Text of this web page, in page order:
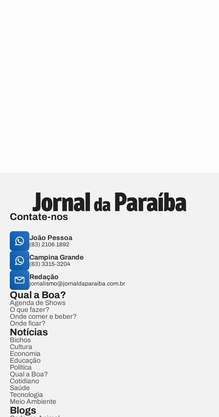
Contate-nos
João Pessoa
(83) 2106.1892
Campina Grande
(83) 3315-3204
Redação
jornalismo@jornaldaparaiba.com.br
Qual a Boa?
Agenda de Shows
O que fazer?
Onde comer e beber?
Onde ficar?
Notícias
Bichos
Cultura
Economia
Educação
Política
Qual a Boa?
Cotidiano
Saúde
Tecnologia
Meio Ambiente
Blogs